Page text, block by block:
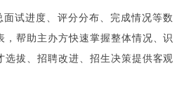
试进度、评分分布、完成情况等数
，帮助主办方快速掌握整体情况、识
选拔、招聘改进、招生决策提供客观